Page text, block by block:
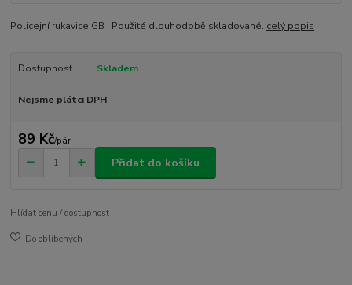
Policejní rukavice GB Použité dlouhodobě skladované. celý popis
Dostupnost Skladem
Nejsme plátci DPH
89 Kč/pár
Přidat do košíku
Hlídat cenu / dostupnost
Do oblíbených